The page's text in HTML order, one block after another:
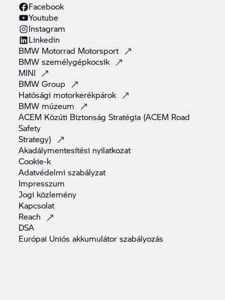
Facebook
Youtube
Instagram
Linkedin
BMW Motorrad Motorsport
BMWszemélygépkocsik
MINI
BMWGroup
Hatósági motorkerékpárok
BMW múzeum
ACEM Közúti Biztonság Stratégia (ACEM Road
Safety
Strategy)
Akadálymentesítési nyilatkozat
Cookie-k
Adatvédelmiszabályzat
Impresszum
Jogi közlemény
Kapcsolat
Reach
DSA
Európai Uniós akkumulátorszabályozás